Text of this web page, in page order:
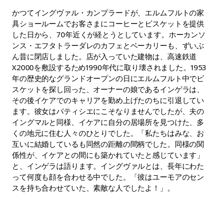
かつてイングヴァル・カンプラードが、エルムフルトの家
具ショールームでお客さまにコーヒーとビスケットを提供
した日から、70年近くが経とうとしています。ホーカンソ
ンス・エフタトラーダレのカフェとベーカリーも、ずいぶ
ん昔に閉店しました。店が入っていた建物は、高速鉄道
X2000を敷設するため1990年代に取り壊されました。1953
年の歴史的なグランドオープンの日にエルムフルト中でビ
スケットを探し回った、オーナーの娘であるインゲラは、
その後イケアでのキャリアを勤め上げたのちに引退してい
ます。彼女はパティシエにこそなりませんでしたが、夫の
イングマルと同様、イケアに自分の居場所を見つけた、多
くの地元に住む人々のひとりでした。「私たちはみな、お
互いに結婚しているも同然の距離の間柄でした。同様の関
係性が、イケアとの間にも築かれていたと感じています」
と、インゲラは語ります。イングヴァルとは、長年にわた
って何度も顔を合わせる中でした。「彼はユーモアのセン
スを持ち合わせていた、素敵な人でしたよ！」。